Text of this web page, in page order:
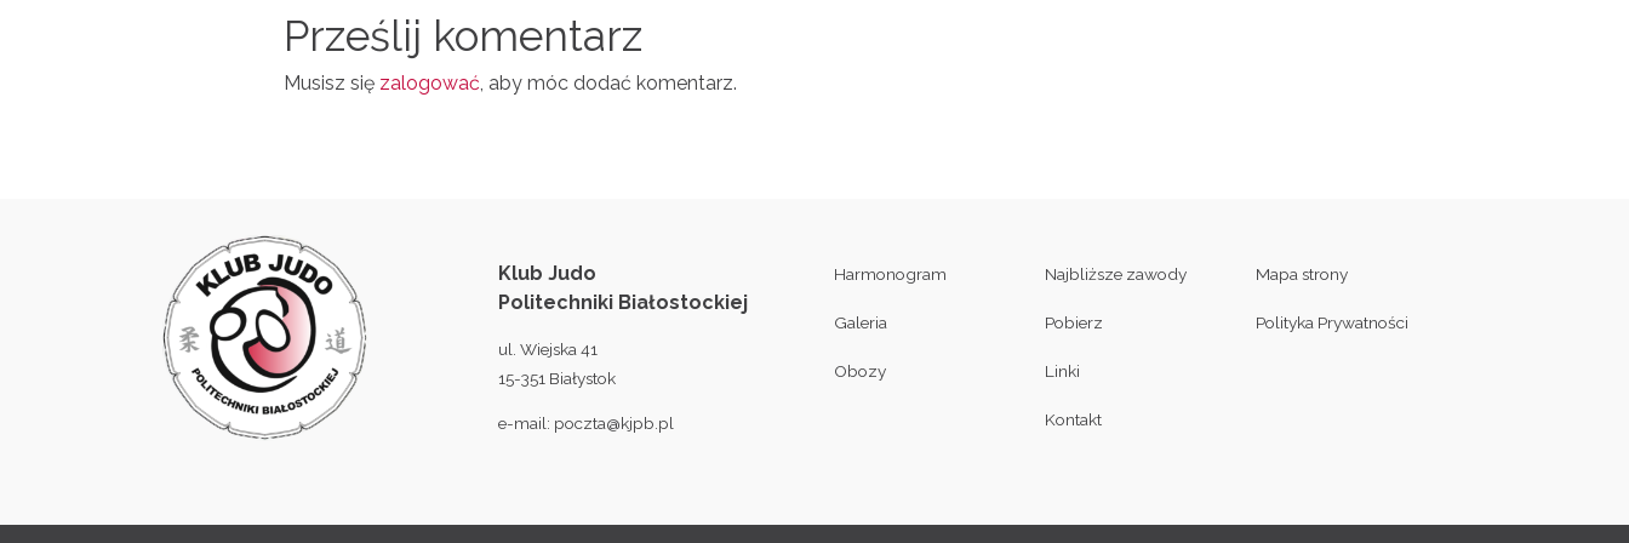
Prześlij komentarz
Musisz się zalogować, aby móc dodać komentarz.
Klub Judo
Politechniki Białostockiej
ul. Wiejska 41
15-351 Białystok
e-mail: poczta@kjpb.pl
Harmonogram
Galeria
Obozy
Najbliższe zawody
Pobierz
Linki
Kontakt
Mapa strony
Polityka Prywatności